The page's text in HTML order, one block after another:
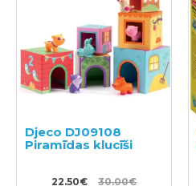
Djeco DJ09108
Piramīdas klucīši
22.50€ 30.00€